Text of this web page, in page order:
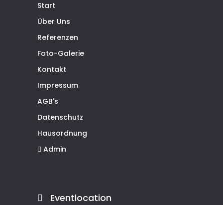
Start
Über Uns
Referenzen
Foto-Galerie
Kontakt
Impressum
AGB's
Datenschutz
Hausordnung
Admin
Eventlocation